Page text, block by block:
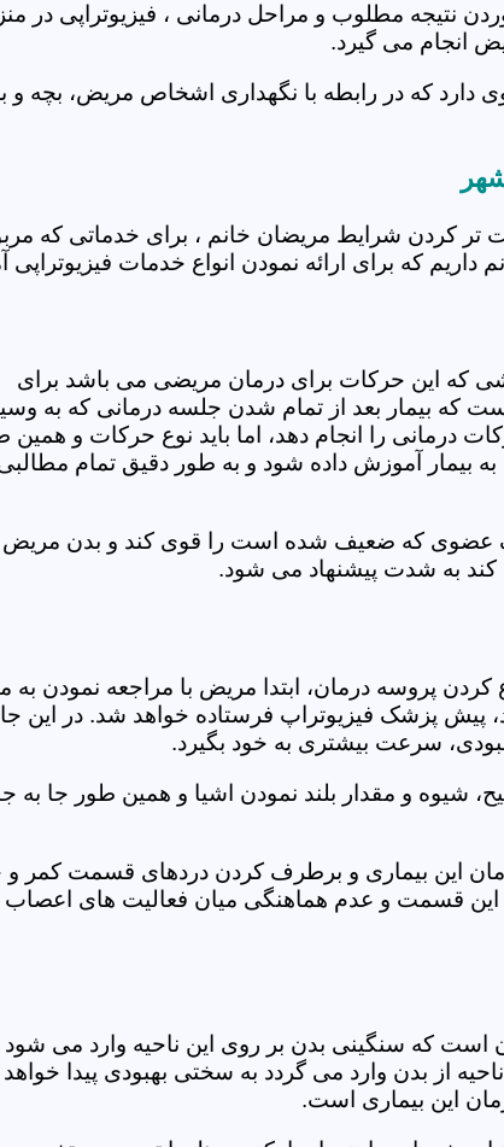
نتیجه مطلوب و مراحل درمانی ، فیزیوتراپی در
انجام می گیرد.
که در رابطه با نگهداری اشخاص مریض، بچه و
کردن شرایط مریضان خانم ، برای خدماتی که
که برای ارائه نمودن انواع خدمات فیزیوتراپی
که این حرکات برای درمان مریضی می باشد برای
که بیمار بعد از تمام شدن جلسه درمانی که به
درمانی را انجام دهد، اما باید نوع حرکات و
به بیمار آموزش داده شود و به طور دقیق تمام
یک عضوی که ضعیف شده است را قوی کند و بدن مریض
کند به شدت پیشنهاد می شود.
کردن پروسه درمان، ابتدا مریض با مراجعه نمودن
پیش پزشک فیزیوتراپ فرستاده خواهد شد. در این
سرعت بیشتری به خود بگیرد.
و مقدار بلند نمودن اشیا و همین طور جا به
درمان این بیماری و برطرف کردن دردهای قسمت
این قسمت و عدم هماهنگی میان فعالیت های
که سنگینی بدن بر روی این ناحیه وارد می شود
از بدن وارد می گردد به سختی بهبودی پیدا
این بیماری است.